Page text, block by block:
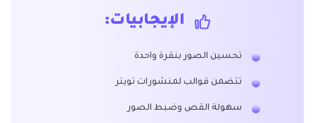
الإيجابيات:
تحسين الصور بنقرة واحدة
تتضمن قوالب لمنشورات تويتر
سهولة القص وضبط الصور